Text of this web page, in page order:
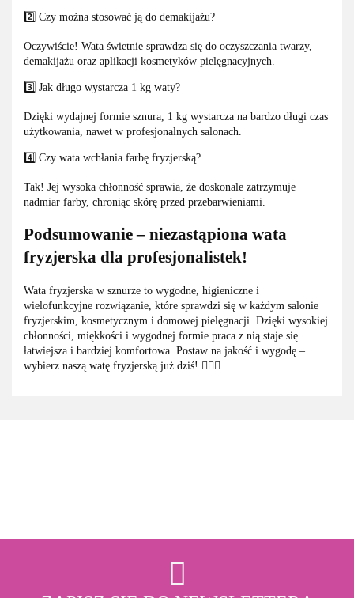
2️⃣ Czy można stosować ją do demakijażu?
Oczywiście! Wata świetnie sprawdza się do oczyszczania twarzy,
demakijażu oraz aplikacji kosmetyków pielęgnacyjnych.
3️⃣ Jak długo wystarcza 1 kg waty?
Dzięki wydajnej formie sznura, 1 kg wystarcza na bardzo długi czas
użytkowania, nawet w profesjonalnych salonach.
4️⃣ Czy wata wchłania farbę fryzjerską?
Tak! Jej wysoka chłonność sprawia, że doskonale zatrzymuje
nadmiar farby, chroniąc skórę przed przebarwieniami.
Podsumowanie – niezastąpiona wata
fryzjerska dla profesjonalistek!
Wata fryzjerska w sznurze to wygodne, higieniczne i
wielofunkcyjne rozwiązanie, które sprawdzi się w każdym salonie
fryzjerskim, kosmetycznym i domowej pielęgnacji. Dzięki wysokiej
chłonności, miękkości i wygodnej formie praca z nią staje się
łatwiejsza i bardziej komfortowa. Postaw na jakość i wygodę –
wybierz naszą watę fryzjerską już dziś! 💇‍♀️✨